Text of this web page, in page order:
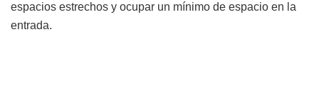
espacios estrechos y ocupar un mínimo de espacio en la
entrada.